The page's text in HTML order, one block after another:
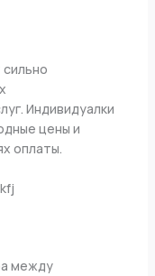
Индивидуалки
цены и
оплаты.
между